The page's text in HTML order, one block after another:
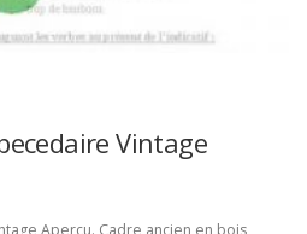
Vintage
Aperçu. Cadre ancien en bois